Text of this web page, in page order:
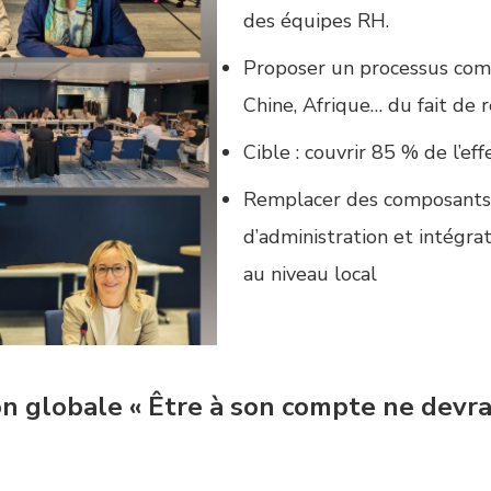
des équipes RH.
Proposer un processus
Chine, Afrique… du fait de
Cible : couvrir 85 % de
Remplacer des
d’administration et
au niveau local
globale « Être à son compte ne